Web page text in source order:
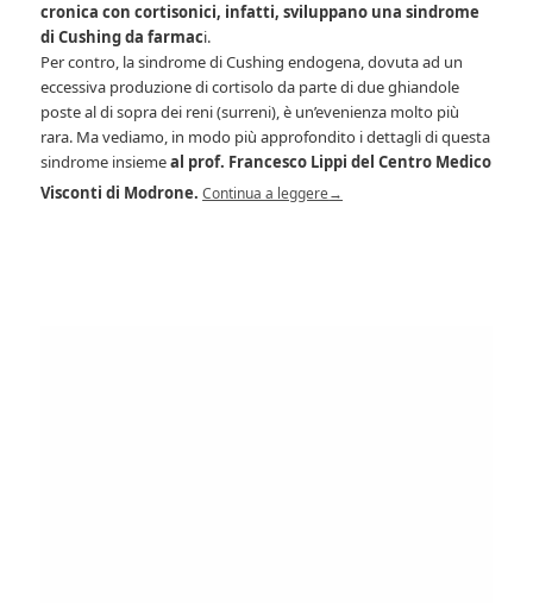
cronica con cortisonici, infatti, sviluppano una sindrome
di Cushing da farmaci.
Per contro, la sindrome di Cushing endogena, dovuta ad un
eccessiva produzione di cortisolo da parte di due ghiandole
poste al di sopra dei reni (surreni), è un’evenienza molto più
rara. Ma vediamo, in modo più approfondito i dettagli di questa
sindrome insiemeal prof. Francesco Lippi del Centro Medico
Visconti di Modrone. Continua a leggere→